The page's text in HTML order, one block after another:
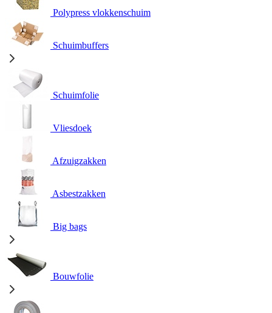
Polypress vlokkenschuim
Schuimbuffers
Schuimfolie
Vliesdoek
Afzuigzakken
Asbestzakken
Big bags
Bouwfolie